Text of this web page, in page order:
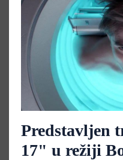
Predstavljen
17" u režiji